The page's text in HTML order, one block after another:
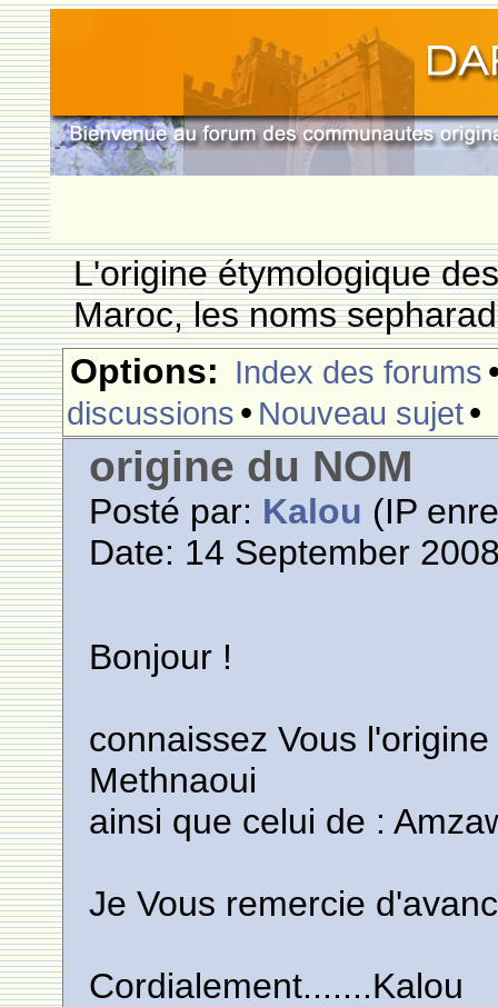
L'origine étymologique
Maroc, les noms
Options: Index des forums
discussions • Nouveau sujet•
origine du NOM
Posté par: Kalou (IP
Date: 14 September
Bonjour !
connaissez Vous
Methnaoui
ainsi que celui de :
Je Vous remercie
Cordialement.......Kalou